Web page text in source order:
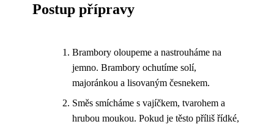
Postup přípravy
Brambory oloupeme a nastrouháme na
jemno. Brambory ochutíme solí,
majoránkou a lisovaným česnekem.
Směs smícháme s vajíčkem, tvarohem a
hrubou moukou. Pokud je těsto příliš řídké,